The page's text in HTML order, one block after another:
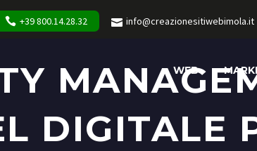
+39 800.14.28.32 info@creazionesitiwebimola.it
WEB
DIGITALE